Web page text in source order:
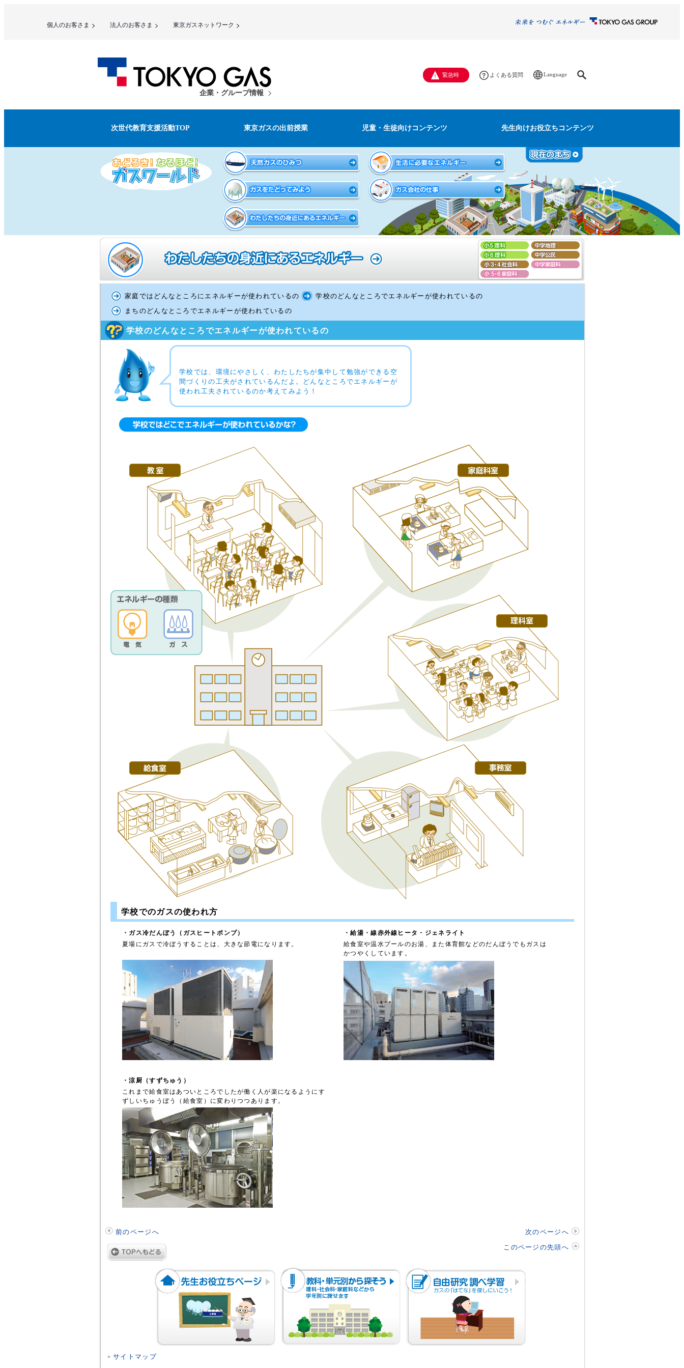
個人のお客さま 法人のお客さま 東京ガスネットワーク
企業・グループ情報
緊急時 よくある質問 Language
次世代教育支援活動TOP 東京ガスの出前授業
燃料電池ってなんだろう？
みんなでエネチャレ
都市ガスが届くまで
安心安全ガスの防災
ガス会社の仕事
（職業講話）
Coming Soon
みんなが輝く共生社会
児童・生徒向けコンテンツ
過去を調べる
未来を考える
小学校 3
年生
小学校 4
年生
小学校 5
小学校 6
年生
中学校 1
年生
中学校 2
年生
中学校 3
高校 1年
生
高校 2年
生
気になるものを調べてみ
よう！
ワークシートを使ってみ
よう！
先生向けお役立ちコンテンツ
学校教育支援活動のご案内
小中学校向け副教材
先生向け研修会
学校教育支援プログラムの活用方法
家庭ではどんなところにエネルギーが使われているの
学校のどんなところでエネルギーが使われているの
まちのどんなところでエネルギーが使われているの
学校のどんなところでエネルギーが使われているの
学校では、環境にやさしく、わたしたちが集中して勉強ができる空
間づくりの工夫がされているんだよ。どんなところでエネルギーが
使われ工夫されているのか考えてみよう！
学校でのガスの使われ方
・ガス冷だんぼう（ガスヒートポンプ）
・給湯・線赤外線ヒータ・ジェネライト
夏場にガスで冷ぼうすることは、大きな節電になります。
給食室や温水プールのお湯、また体育館などのだんぼうでもガスは
かつやくしています。
・涼厨（すずちゅう）
これまで給食室はあついところでしたが働く人が楽になるようにす
ずしいちゅうぼう（給食室）に変わりつつあります。
前のページへ
次のページへ
このページの先頭へ
サイトマップ